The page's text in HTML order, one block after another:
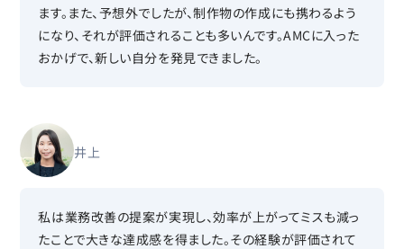
ます。また、予想外でしたが、制作物の作成にも携わるよう
になり、それが評価されることも多いんです。AMCに入った
おかげで、新しい自分を発見できました。
井上
私は業務改善の提案が実現し、効率が上がってミスも減っ
たことで大きな達成感を得ました。その経験が評価されて